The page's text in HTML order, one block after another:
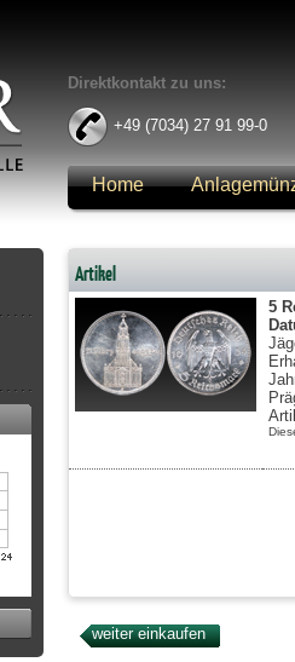
Direktkontakt zu uns:
+49 (7034) 27 91 99-0
Home
Artikel
5